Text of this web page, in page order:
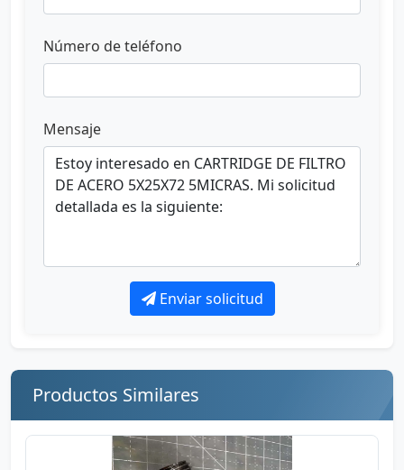
Número de teléfono
Mensaje
Enviar solicitud
Productos Similares